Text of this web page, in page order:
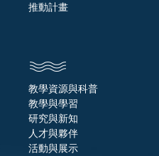
推動計畫
教學資源與科普
教學與學習
研究與新知
人才與夥伴
活動與展示